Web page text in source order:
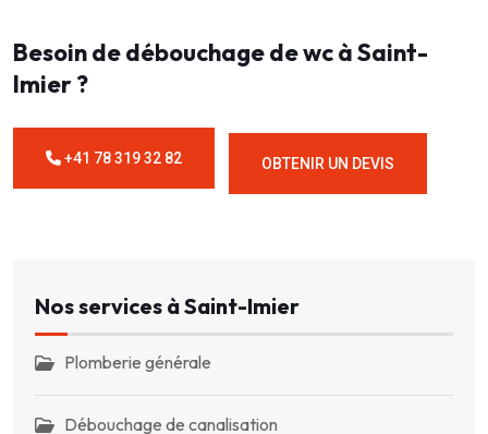
Besoin de débouchage de wc à Saint-
Imier ?
+41 78 319 32 82 OBTENIR UN DEVIS
Nos services à Saint-Imier
Plomberie générale
Débouchage de canalisation